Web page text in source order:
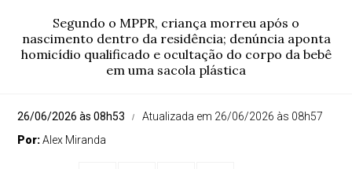
Segundo o MPPR, criança morreu após o
nascimento dentro da residência; denúncia aponta
homicídio qualificado e ocultação do corpo da bebê
em uma sacola plástica
26/06/2026 às 08h53
Atualizada em 26/06/2026 às 08h57
Por:Alex Miranda